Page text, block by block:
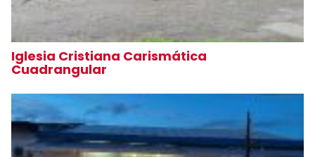
Iglesia Cristiana Carismática
Cuadrangular